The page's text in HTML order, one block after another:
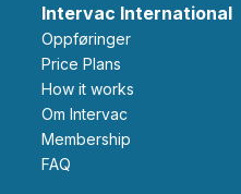
Intervac International
Oppføringer
Price Plans
How it works
Om Intervac
Membership
FAQ